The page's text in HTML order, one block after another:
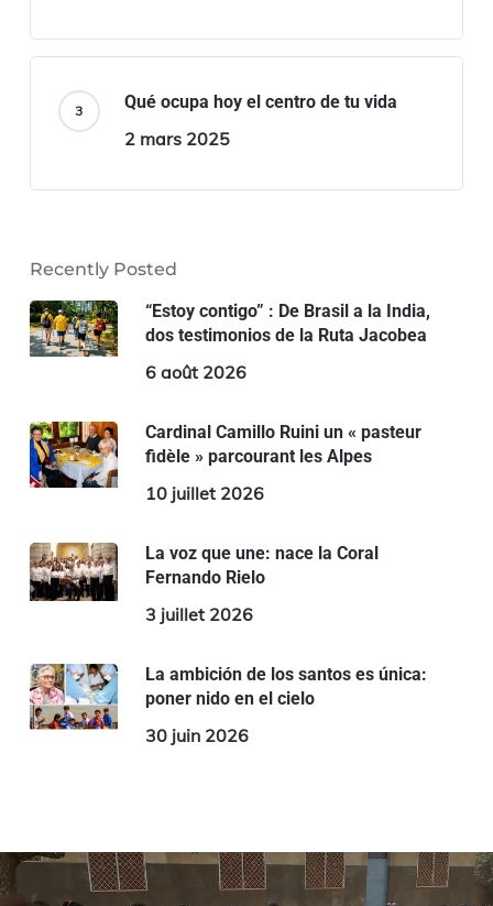
Qué ocupa hoy el centro de tu vida
2 mars 2025
Recently Posted
“Estoy contigo” : De Brasil a la India,
dos testimonios de la Ruta Jacobea
6 août 2026
Cardinal Camillo Ruini un « pasteur
fidèle » parcourant les Alpes
10 juillet 2026
La voz que une: nace la Coral
Fernando Rielo
3 juillet 2026
La ambición de los santos es única:
poner nido en el cielo
30 juin 2026